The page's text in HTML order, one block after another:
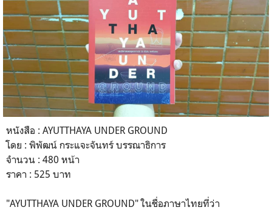
หนังสือ : AYUTTHAYA UNDER GROUND
โดย : พิพัฒน์ กระแจะจันทร์ บรรณาธิการ
จำนวน : 480 หน้า
ราคา : 525 บาท
"AYUTTHAYA UNDER GROUND" ในชื่อภาษาไทยที่ว่า